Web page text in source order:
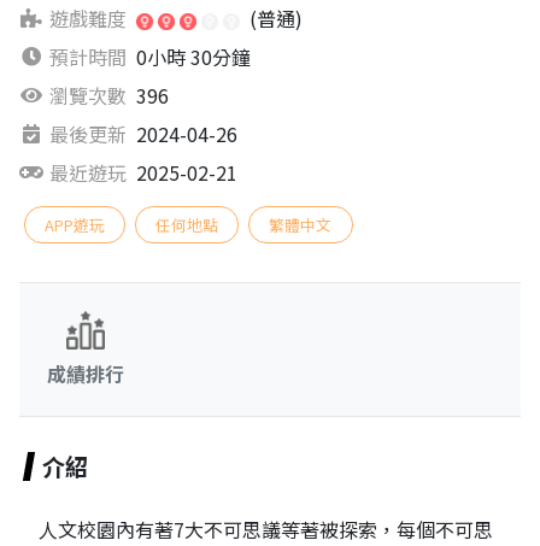
遊戲難度
(普通)
預計時間 0小時 30分鐘
瀏覽次數 396
最後更新 2024-04-26
最近遊玩 2025-02-21
APP遊玩 任何地點 繁體中文
成績排行
介紹
人文校園內有著7大不可思議等著被探索，每個不可思